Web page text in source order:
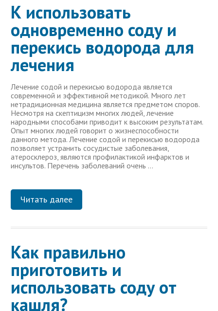
К использовать
одновременно соду и
перекись водорода для
лечения
Лечение содой и перекисью водорода является
современной и эффективной методикой. Много лет
нетрадиционная медицина является предметом споров.
Несмотря на скептицизм многих людей, лечение
народными способами приводит к высоким результатам.
Опыт многих людей говорит о жизнеспособности
данного метода. Лечение содой и перекисью водорода
позволяет устранить сосудистые заболевания,
атеросклероз, являются профилактикой инфарктов и
инсультов. Перечень заболеваний очень …
Читать далее
Как правильно
приготовить и
использовать соду от
кашля?